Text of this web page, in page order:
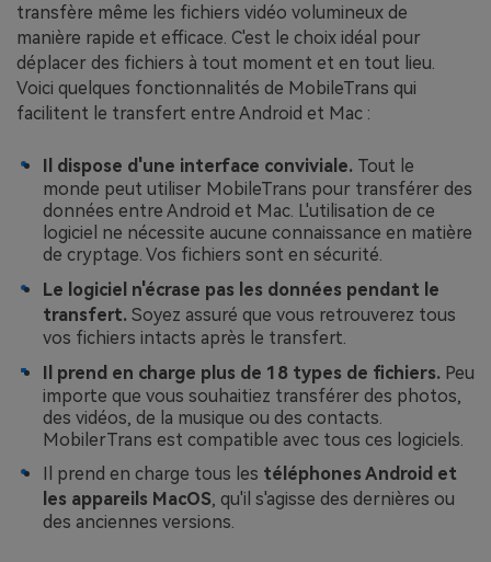
transfère même les fichiers vidéo volumineux de
manière rapide et efficace. C'est le choix idéal pour
déplacer des fichiers à tout moment et en tout lieu.
Voici quelques fonctionnalités de MobileTrans qui
facilitent le transfert entre Android et Mac :
Il dispose d'une interface conviviale. Tout le
monde peut utiliser MobileTrans pour transférer des
données entre Android et Mac. L'utilisation de ce
logiciel ne nécessite aucune connaissance en matière
de cryptage. Vos fichiers sont en sécurité.
Le logiciel n'écrase pas les données pendant le
transfert. Soyez assuré que vous retrouverez tous
vos fichiers intacts après le transfert.
Il prend en charge plus de 18 types de fichiers. Peu
importe que vous souhaitiez transférer des photos,
des vidéos, de la musique ou des contacts.
MobilerTrans est compatible avec tous ces logiciels.
Il prend en charge tous les téléphones Android et
les appareils MacOS, qu'il s'agisse des dernières ou
des anciennes versions.